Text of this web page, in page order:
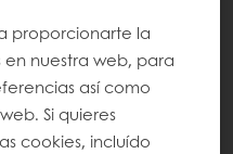
proporcionarte la
nuestra web, para
así como
Si quieres
cookies, incluído